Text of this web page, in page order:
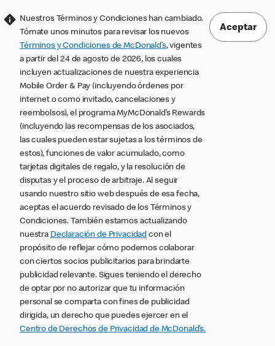
Nuestros Términos y Condiciones han cambiado.
Tómate unos minutos para revisar los nuevos
Términos y Condiciones de McDonald’s, vigentes
a partir del 24 de agosto de 2026, los cuales
incluyen actualizaciones de nuestra experiencia
Mobile Order & Pay (incluyendo órdenes por
internet o como invitado, cancelaciones y
reembolsos), el programa MyMcDonald’s Rewards
(incluyendo las recompensas de los asociados,
las cuales pueden estar sujetas a los términos de
estos), funciones de valor acumulado, como
tarjetas digitales de regalo, y la resolución de
disputas y el proceso de arbitraje. Al seguir
usando nuestro sitio web después de esa fecha,
aceptas el acuerdo revisado de los Términos y
Condiciones. También estamos actualizando
nuestra Declaración de Privacidad con el
propósito de reflejar cómo podemos colaborar
con ciertos socios publicitarios para brindarte
publicidad relevante. Sigues teniendo el derecho
de optar por no autorizar que tu información
personal se comparta con fines de publicidad
dirigida, un derecho que puedes ejercer en el
Centro de Derechos de Privacidad de McDonald’s.
Aceptar